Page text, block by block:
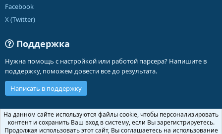
Facebook
X (Twitter)
Поддержка
Нужна помощь с настройкой или работой парсера? Напишите в
поддержку, поможем довести все до результата.
Написать в поддержку
Russian (RU)
Обратная связь
Условия и правила
На данном сайте используются файлы cookie, чтобы персонализировать
контент и сохранить Ваш вход в систему, если Вы зарегистрируетесь.
Продолжая использовать этот сайт, Вы соглашаетесь на использование